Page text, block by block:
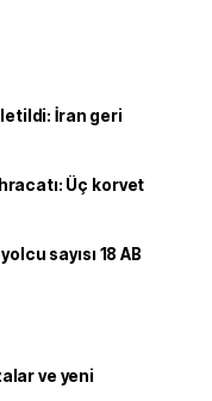
İran geri
Üç korvet
sayısı 18 AB
ve yeni